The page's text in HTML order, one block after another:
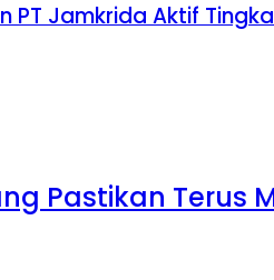
PT Jamkrida Aktif
Pastikan Terus